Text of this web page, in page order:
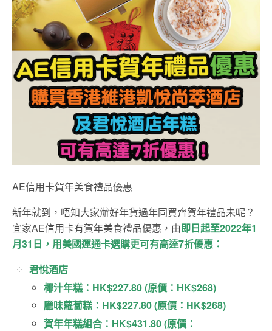
AE信用卡賀年美食禮品優惠
新年就到，唔知大家辦好年貨過年同買齊賀年禮品未呢？
宜家AE信用卡有賀年美食禮品優惠，由即日起至2022年1
月31日，用美國運通卡選購更可有高達7折優惠：
君悅酒店
椰汁年糕：HK$227.80 (原價：HK$268)
臘味蘿蔔糕：HK$227.80 (原價：HK$268)
賀年年糕組合：HK$431.80 (原價：